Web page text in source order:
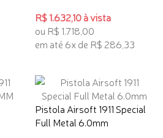
R$ 1.632,10 à vista
ou R$ 1.718,00
em até 6x de R$ 286,33
Pistola Airsoft 1911 Special
Full Metal 6.0mm